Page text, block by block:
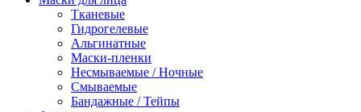
Тканевые
Гидрогелевые
Альгинатные
Маски-пленки
Несмываемые / Ночные
Смываемые
Бандажные / Тейпы